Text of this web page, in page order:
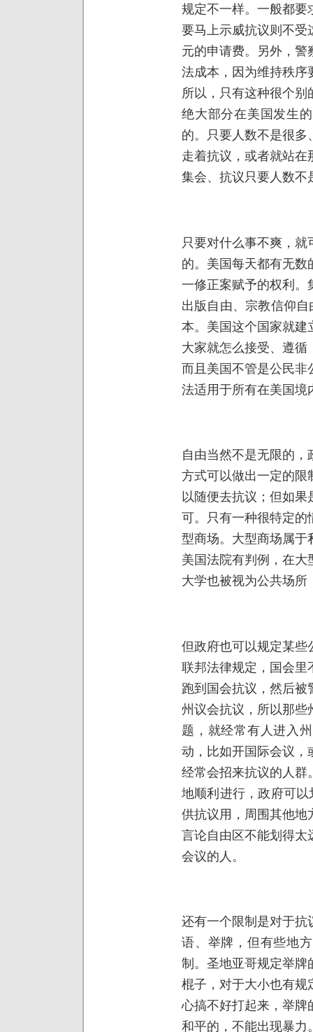
规定不一样。一般都要
要马上示威抗议则不受
元的申请费。另外，
法成本，因为维持秩序
所以，只有这种很个
绝大部分在美国发生
的。只要人数不是很
走着抗议，或者就站
集会、抗议只要人数不
只要对什么事不爽，
的。美国每天都有无
一修正案赋予的权利。
出版自由、宗教信仰自
本。美国这个国家就建
大家就怎么接受、遵
而且美国不管是公民非
法适用于所有在美国境
自由当然不是无限的
方式可以做出一定的限
以随便去抗议；但如
可。只有一种很特定的
型商场。大型商场属于
美国法院有判例，在
大学也被视为公共场所
但政府也可以规定某些
联邦法律规定，国会里
跑到国会抗议，然后
州议会抗议，所以那些
题，就经常有人进入
动，比如开国际会议，
经常会招来抗议的人群
地顺利进行，政府可以
供抗议用，周围其他地
言论自由区不能划得太
会议的人。
还有一个限制是对于抗
语、举牌，但有些地
制。圣地亚哥规定举牌
棍子，对于大小也有规
心搞不好打起来，举牌
和平的，不能出现暴力